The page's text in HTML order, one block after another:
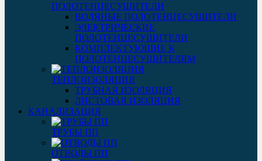
ПОЛОТЕНЦЕСУШИТЕЛИ
ВОДЯНЫЕ ПОЛОТЕНЦЕСУШИТЕЛИ
ЭЛЕКТРИЧЕСКИЕ
ПОЛОТЕНЦЕСУШИТЕЛИ
КОМПЛЕКТУЮЩИЕ К
ПОЛОТЕНЦЕСУШИТЕЛЯМ
ТЕПЛОИЗОЛЯЦИЯ
ТРУБНАЯ ИЗОЛЯЦИЯ
ЛИСТОВАЯ ИЗОЛЯЦИЯ
КАНАЛИЗАЦИЯ
ТРУБЫ ПП
ОТВОДЫ ПП